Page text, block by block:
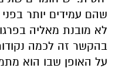
שהם עמידים יותר
לא מובנת מאליה
בהקשר זה לכמה
על האופן שבו הוא